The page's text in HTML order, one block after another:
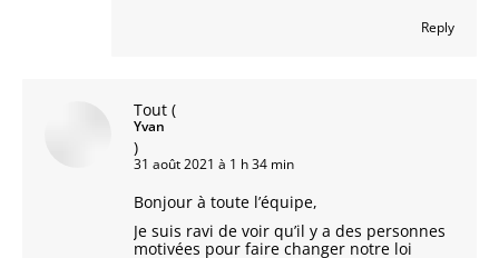
Reply
Tout (
Yvan
)
31 août 2021 à 1 h 34 min
Bonjour à toute l’équipe,
Je suis ravi de voir qu’il y a des personnes
motivées pour faire changer notre loi